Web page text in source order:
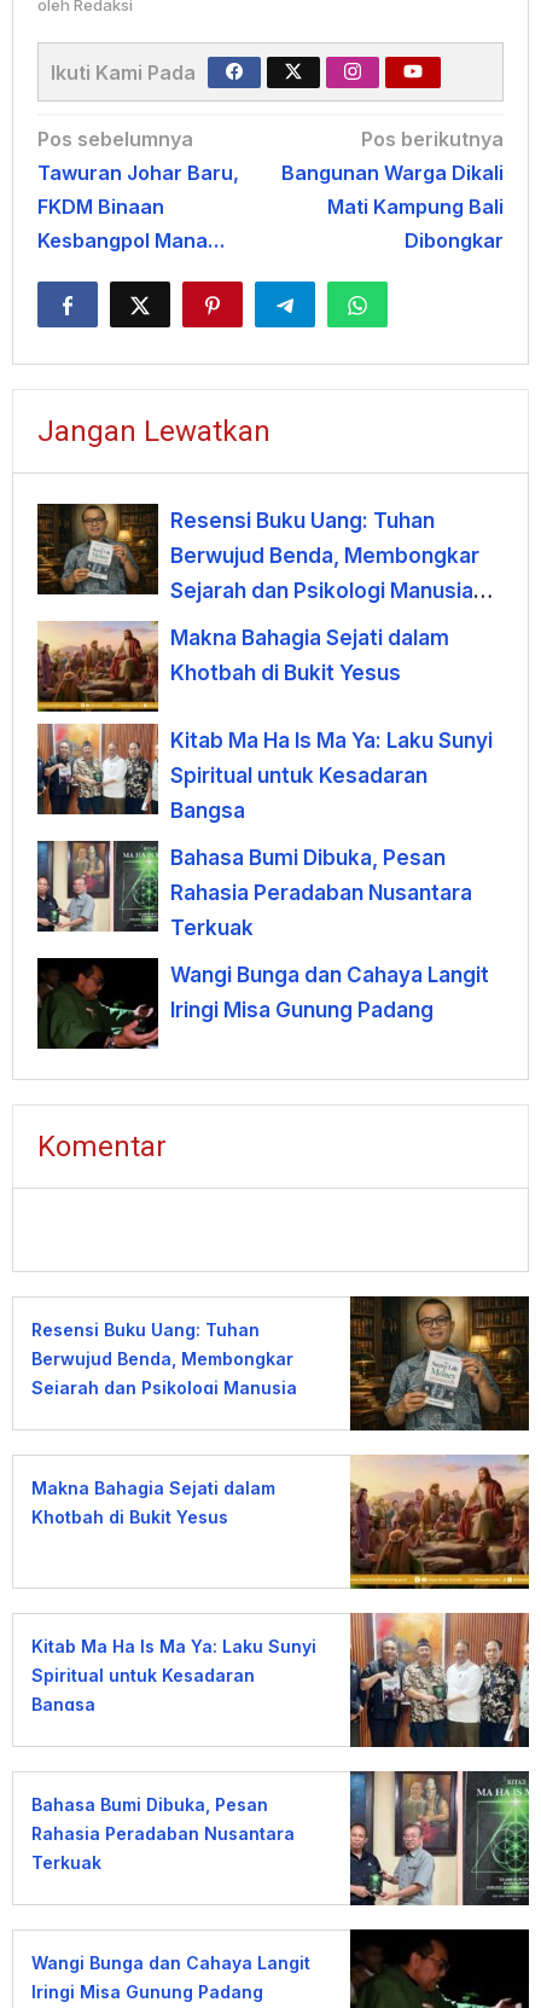
oleh Redaksi
Ikuti Kami Pada
Navigasi
pos
Pos sebelumnya
Tawuran Johar Baru,
FKDM Binaan
Kesbangpol Mana…
Pos berikutnya
Bangunan Warga Dikali
Mati Kampung Bali
Dibongkar
Jangan Lewatkan
Resensi Buku Uang: Tuhan
Berwujud Benda, Membongkar
Sejarah dan Psikologi Manusia
terhadap Uang
Makna Bahagia Sejati dalam
Khotbah di Bukit Yesus
Kitab Ma Ha Is Ma Ya: Laku Sunyi
Spiritual untuk Kesadaran
Bangsa
Bahasa Bumi Dibuka, Pesan
Rahasia Peradaban Nusantara
Terkuak
Wangi Bunga dan Cahaya Langit
Iringi Misa Gunung Padang
Komentar
Resensi Buku Uang: Tuhan
Berwujud Benda, Membongkar
Sejarah dan Psikologi Manusia
Makna Bahagia Sejati dalam
Khotbah di Bukit Yesus
Kitab Ma Ha Is Ma Ya: Laku Sunyi
Spiritual untuk Kesadaran
Bangsa
Bahasa Bumi Dibuka, Pesan
Rahasia Peradaban Nusantara
Terkuak
Wangi Bunga dan Cahaya Langit
Iringi Misa Gunung Padang